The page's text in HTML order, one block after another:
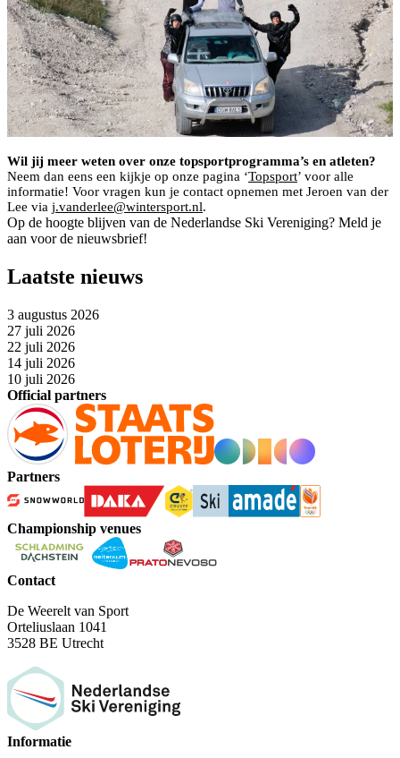
Wil jij meer weten over onze topsportprogramma’s en atleten?
Neem dan eens een kijkje op onze pagina ‘Topsport’ voor alle
informatie! Voor vragen kun je contact opnemen met Jeroen van der
Lee via j.vanderlee@wintersport.nl.
Op de hoogte blijven van de Nederlandse Ski Vereniging? Meld je
aan voor de nieuwsbrief!
Laatste nieuws
3 augustus 2026
27 juli 2026
22 juli 2026
14 juli 2026
10 juli 2026
Official partners
Partners
Championship venues
Contact
De Weerelt van Sport
Orteliuslaan 1041
3528 BE Utrecht
Informatie